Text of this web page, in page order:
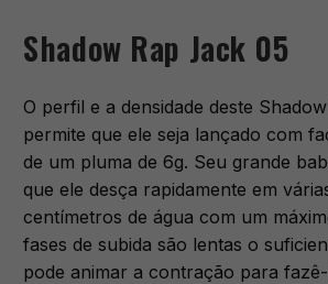
Shadow Rap Jack 05
O perfil e a densidade deste
permite que ele seja lançado com
de um pluma de 6g. Seu grande
que ele desça rapidamente em
centímetros de água com um
fases de subida são lentas o
pode animar a contração para